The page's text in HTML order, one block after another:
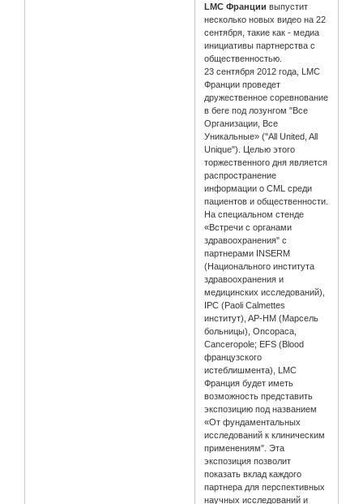
LMC Франции выпустит
несколько новых видео на 22
сентября, такие как - медиа
инициативы партнерства с
общественностью.
23 сентября 2012 года, LMC
Франции проведет
дружественное соревнование
в беге под лозунгом "Все
Организации, Все
Уникальные» ("All United, All
Unique"). Целью этого
торжественного дня является
распространение
информации о CML среди
пациентов и общественности.
На специальном стенде
«Встречи с органами
здравоохранения" с
партнерами INSERM
(Национального института
здравоохранения и
медицинских исследований),
IPC (Paoli Calmettes
институт), AP-HM (Марсель
больницы), Oncopaca,
Canceropole; EFS (Blood
французского
истеблишмента), LMC
Франция будет иметь
возможность представить
экспозицию под названием
«От фундаментальных
исследований к клиническим
применениям". Эта
экспозиция позволит
показать вклад каждого
партнера для перспективных
научных исследований и